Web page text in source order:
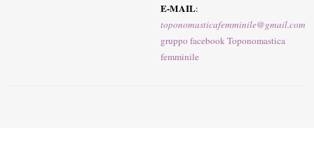
E-MAIL:
toponomasticafemminile@gmail.com
gruppo facebook Toponomastica
femminile